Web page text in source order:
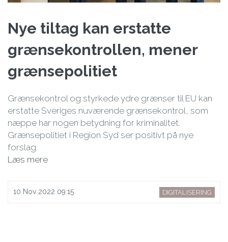
Nye tiltag kan erstatte
grænsekontrollen, mener
grænsepolitiet
Grænsekontrol og styrkede ydre grænser til EU kan
erstatte Sveriges nuværende grænsekontrol, som
næppe har nogen betydning for kriminalitet.
Grænsepolitiet i Region Syd ser positivt på nye
forslag.
Læs mere
10 Nov 2022 09:15 DIGITALISERING